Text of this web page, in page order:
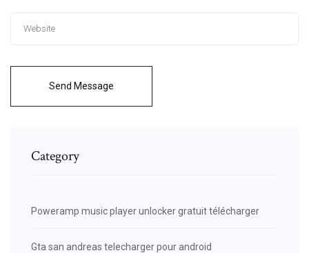
Send Message
Category
Poweramp music player unlocker gratuit télécharger
Gta san andreas telecharger pour android